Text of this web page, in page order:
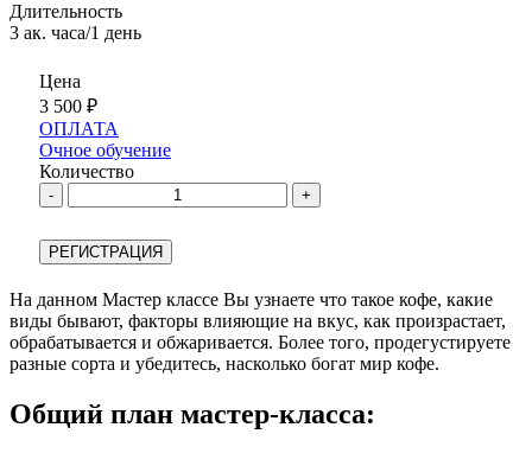
Длительность
3 ак. часа/1 день
Цена
3 500 ₽
ОПЛАТА
Очное обучение
Количество
- +
РЕГИСТРАЦИЯ
На данном Мастер классе Вы узнаете что такое кофе, какие
виды бывают, факторы влияющие на вкус, как произрастает,
обрабатывается и обжаривается. Более того, продегустируете
разные сорта и убедитесь, насколько богат мир кофе.
Общий план мастер-класса: